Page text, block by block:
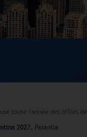
toute l'année des offres de
2027, Pasantia